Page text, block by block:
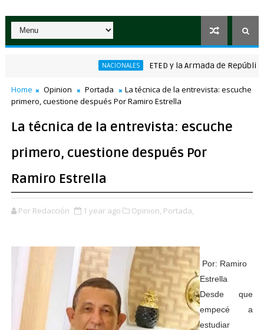
NACIONALES ETED y la Armada de República
ganador de RD$37 millones con el Loto
Home Opinion Portada
La técnica de la entrevista: escuche
primero, cuestione después Por Ramiro Estrella
La técnica de la entrevista: escuche
primero, cuestione después Por
Ramiro Estrella
Por Redacción 1 year ago Opinion, Portada,
Por: Ramiro
Estrella
Desde que
empecé a
estudiar